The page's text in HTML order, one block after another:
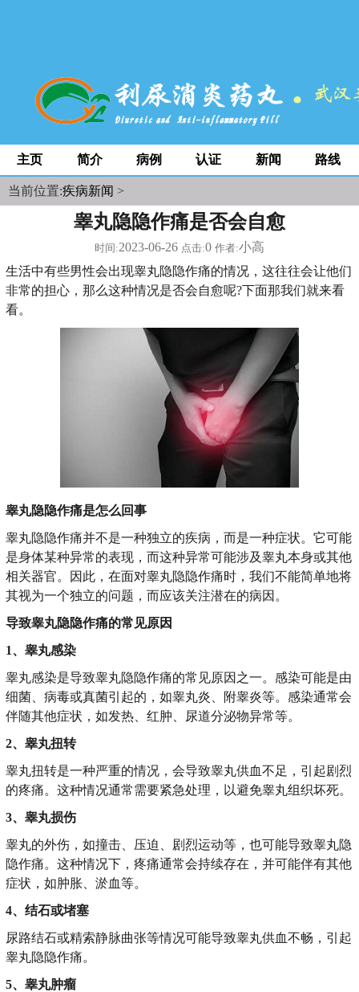
主页 简介 病例 认证 新闻 路线
当前位置:疾病新闻 >
睾丸隐隐作痛是否会自愈
时间:2023-06-26 点击:0 作者:小高
生活中有些男性会出现睾丸隐隐作痛的情况，这往往会让他们
非常的担心，那么这种情况是否会自愈呢?下面那我们就来看
看。
睾丸隐隐作痛是怎么回事
睾丸隐隐作痛并不是一种独立的疾病，而是一种症状。它可能
是身体某种异常的表现，而这种异常可能涉及睾丸本身或其他
相关器官。因此，在面对睾丸隐隐作痛时，我们不能简单地将
其视为一个独立的问题，而应该关注潜在的病因。
导致睾丸隐隐作痛的常见原因
1、睾丸感染
睾丸感染是导致睾丸隐隐作痛的常见原因之一。感染可能是由
细菌、病毒或真菌引起的，如睾丸炎、附睾炎等。感染通常会
伴随其他症状，如发热、红肿、尿道分泌物异常等。
2、睾丸扭转
睾丸扭转是一种严重的情况，会导致睾丸供血不足，引起剧烈
的疼痛。这种情况通常需要紧急处理，以避免睾丸组织坏死。
3、睾丸损伤
睾丸的外伤，如撞击、压迫、剧烈运动等，也可能导致睾丸隐
隐作痛。这种情况下，疼痛通常会持续存在，并可能伴有其他
症状，如肿胀、淤血等。
4、结石或堵塞
尿路结石或精索静脉曲张等情况可能导致睾丸供血不畅，引起
睾丸隐隐作痛。
5、睾丸肿瘤